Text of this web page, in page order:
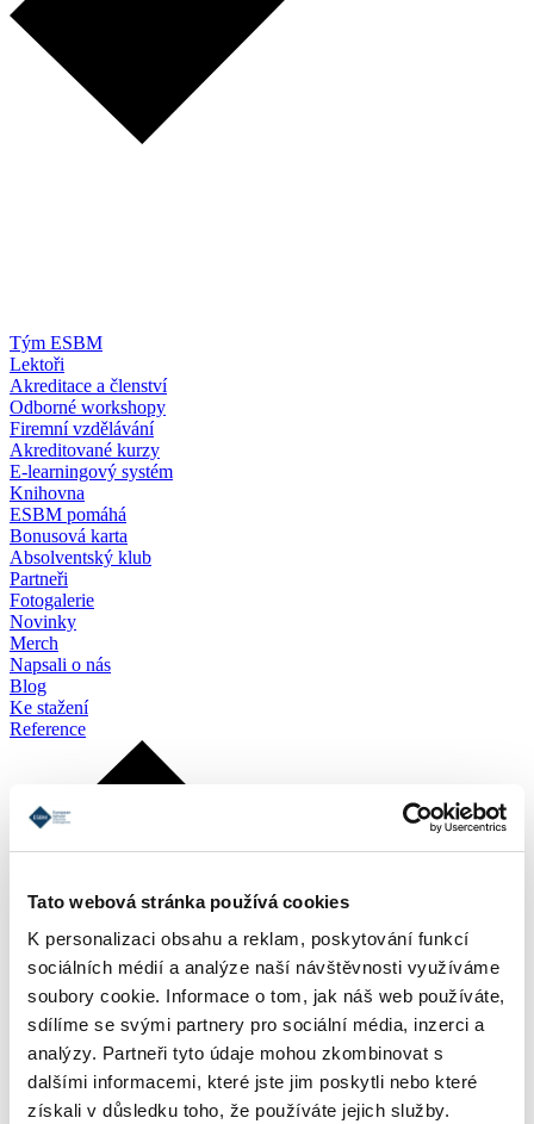
Tato webová stránka používá cookies
K personalizaci obsahu a reklam, poskytování funkcí
sociálních médií a analýze naší návštěvnosti využíváme
soubory cookie. Informace o tom, jak náš web používáte,
sdílíme se svými partnery pro sociální média, inzerci a
analýzy. Partneři tyto údaje mohou zkombinovat s
dalšími informacemi, které jste jim poskytli nebo které
získali v důsledku toho, že používáte jejich služby.
Tým ESBM
Lektoři
Akreditace a členství
Odborné workshopy
Firemní vzdělávání
Akreditované kurzy
E-learningový systém
Knihovna
ESBM pomáhá
Bonusová karta
Absolventský klub
Partneři
Fotogalerie
Novinky
Merch
Napsali o nás
Blog
Ke stažení
Reference